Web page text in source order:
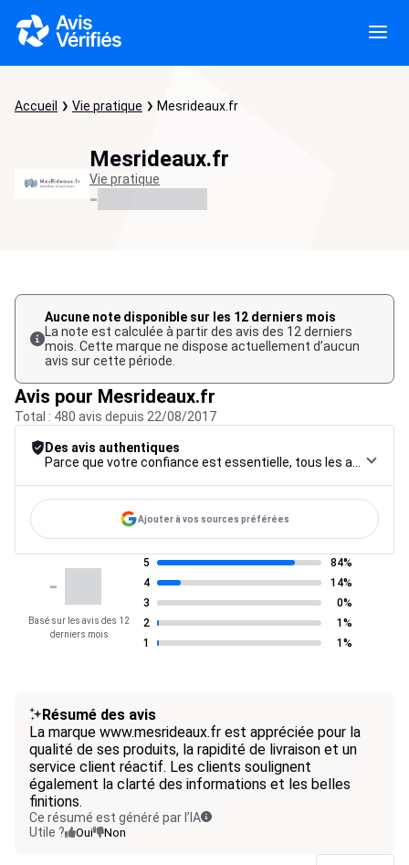
Accueil Vie pratique Mesrideaux.fr
Mesrideaux.fr
Vie pratique
-
Aucune note disponible sur les 12 derniers mois
La note est calculée à partir des avis des 12 derniers
mois. Cette marque ne dispose actuellement d’aucun
avis sur cette période.
Avis pour Mesrideaux.fr
Total : 480 avis depuis 22/08/2017
Des avis authentiques
Ajouter à vos sources préférées
-
Basé sur les avis des 12
derniers mois
5
84%
4
14%
3
0%
2
1%
1
1%
Résumé des avis
La marque www.mesrideaux.fr est appréciée pour la
qualité de ses produits, la rapidité de livraison et un
service client réactif. Les clients soulignent
également la clarté des informations et les belles
finitions.
Ce résumé est généré par l’IA
Utile ?
Oui Non